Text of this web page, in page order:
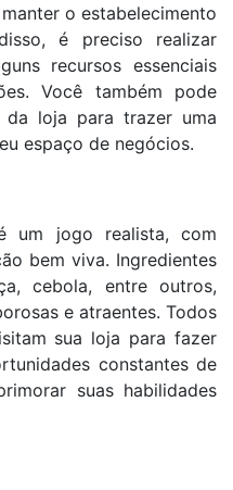
o estabelecimento
é preciso realizar
recursos essenciais
Você também pode
loja para trazer uma
espaço de negócios.
um jogo realista, com
bem viva. Ingredientes
cebola, entre outros,
e atraentes. Todos
sua loja para fazer
constantes de
suas habilidades